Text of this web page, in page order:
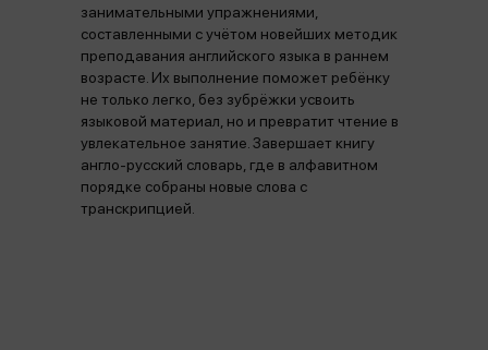
занимательными упражнениями,
составленными с учётом новейших методик
преподавания английского языка в раннем
возрасте. Их выполнение поможет ребёнку
не только легко, без зубрёжки усвоить
языковой материал, но и превратит чтение в
увлекательное занятие. Завершает книгу
англо-русский словарь, где в алфавитном
порядке собраны новые слова с
транскрипцией.